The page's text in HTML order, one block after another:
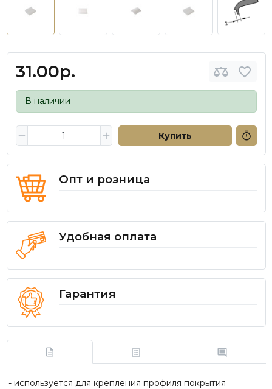
31.00р.
В наличии
Купить
Опт и розница
Удобная оплата
Гарантия
- используется для крепления профиля покрытия